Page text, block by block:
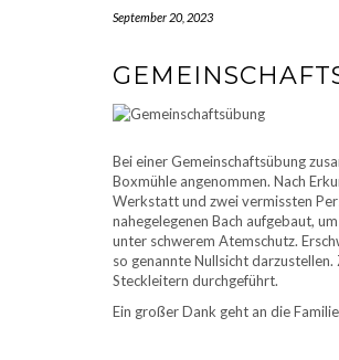
September 20, 2023
Bei einer Gemeinschaftsübung
Boxmühle angenommen. Nach
Werkstatt und zwei vermissten
nahegelegenen Bach aufgebaut,
unter schwerem Atemschutz.
so genannte Nullsicht
Steckleitern durchgeführt.
Ein großer Dank geht an die